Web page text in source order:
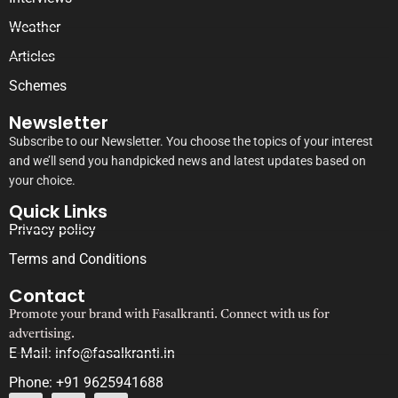
Weather
Articles
Schemes
Newsletter
Subscribe to our Newsletter. You choose the topics of your interest
and we’ll send you handpicked news and latest updates based on
your choice.
Quick Links
Privacy policy
Terms and Conditions
Contact
Promote your brand with Fasalkranti. Connect with us for
advertising.
E-Mail: info@fasalkranti.in
Phone: +91 9625941688